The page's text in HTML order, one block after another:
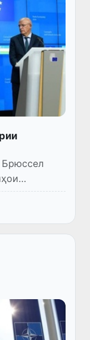
Брюссел
Аврупо»
кишвари